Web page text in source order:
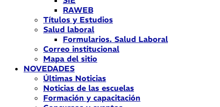
RAWEB
Títulos y Estudios
Salud laboral
Formularios. Salud Laboral
Correo institucional
Mapa del sitio
NOVEDADES
Últimas Noticias
Noticias de las escuelas
Formación y capacitación